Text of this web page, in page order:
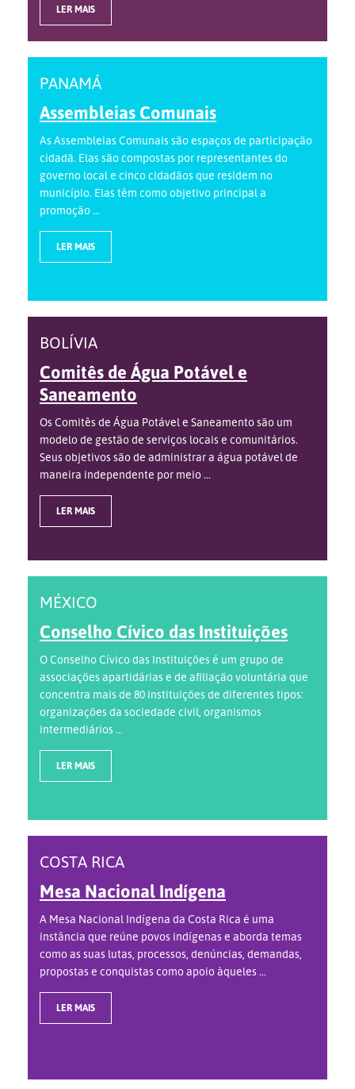
LER MAIS
PANAMÁ
Assembleias Comunais
As Assembleias Comunais são espaços de participação
cidadã. Elas são compostas por representantes do
governo local e cinco cidadãos que residem no
município. Elas têm como objetivo principal a
promoção ...
LER MAIS
BOLÍVIA
Comitês de Água Potável e
Saneamento
Os Comitês de Água Potável e Saneamento são um
modelo de gestão de serviços locais e comunitários.
Seus objetivos são de administrar a água potável de
maneira independente por meio ...
LER MAIS
MÉXICO
Conselho Cívico das Instituições
O Conselho Cívico das Instituições é um grupo de
associações apartidárias e de afiliação voluntária que
concentra mais de 80 instituições de diferentes tipos:
organizações da sociedade civil, organismos
intermediários ...
LER MAIS
COSTA RICA
Mesa Nacional Indígena
A Mesa Nacional Indígena da Costa Rica é uma
instância que reúne povos indígenas e aborda temas
como as suas lutas, processos, denúncias, demandas,
propostas e conquistas como apoio àqueles ...
LER MAIS